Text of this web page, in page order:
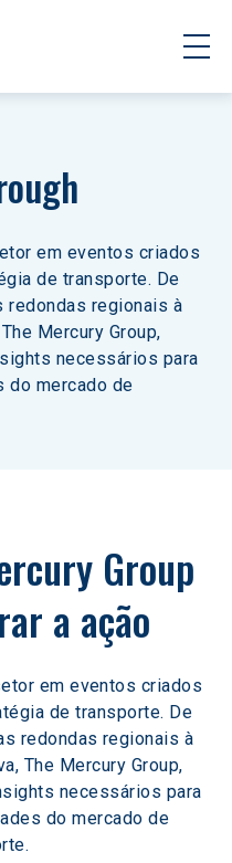
em eventos criados
de transporte. De
regionais à
Mercury Group,
necessários para
do mercado de
Group
a ação
em eventos criados
de transporte. De
redondas regionais à
The Mercury Group,
necessários para
do mercado de